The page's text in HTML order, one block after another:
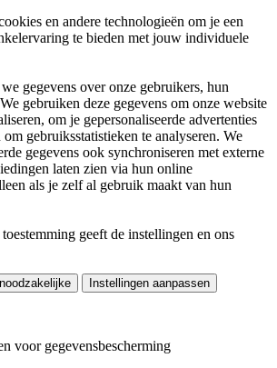
en andere technologieën om je een
te bieden met jouw individuele
gegevens over onze gebruikers, hun
gebruiken deze gegevens om onze website
om je gepersonaliseerde advertenties
gebruiksstatistieken te analyseren. We
gegevens ook synchroniseren met externe
laten zien via hun online
als je zelf al gebruik maakt van hun
geeft de instellingen en ons
Instellingen aanpassen
voor gegevensbescherming